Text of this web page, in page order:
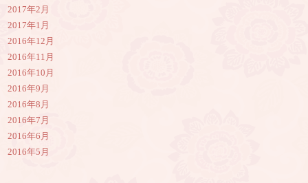
2017年2月
2017年1月
2016年12月
2016年11月
2016年10月
2016年9月
2016年8月
2016年7月
2016年6月
2016年5月